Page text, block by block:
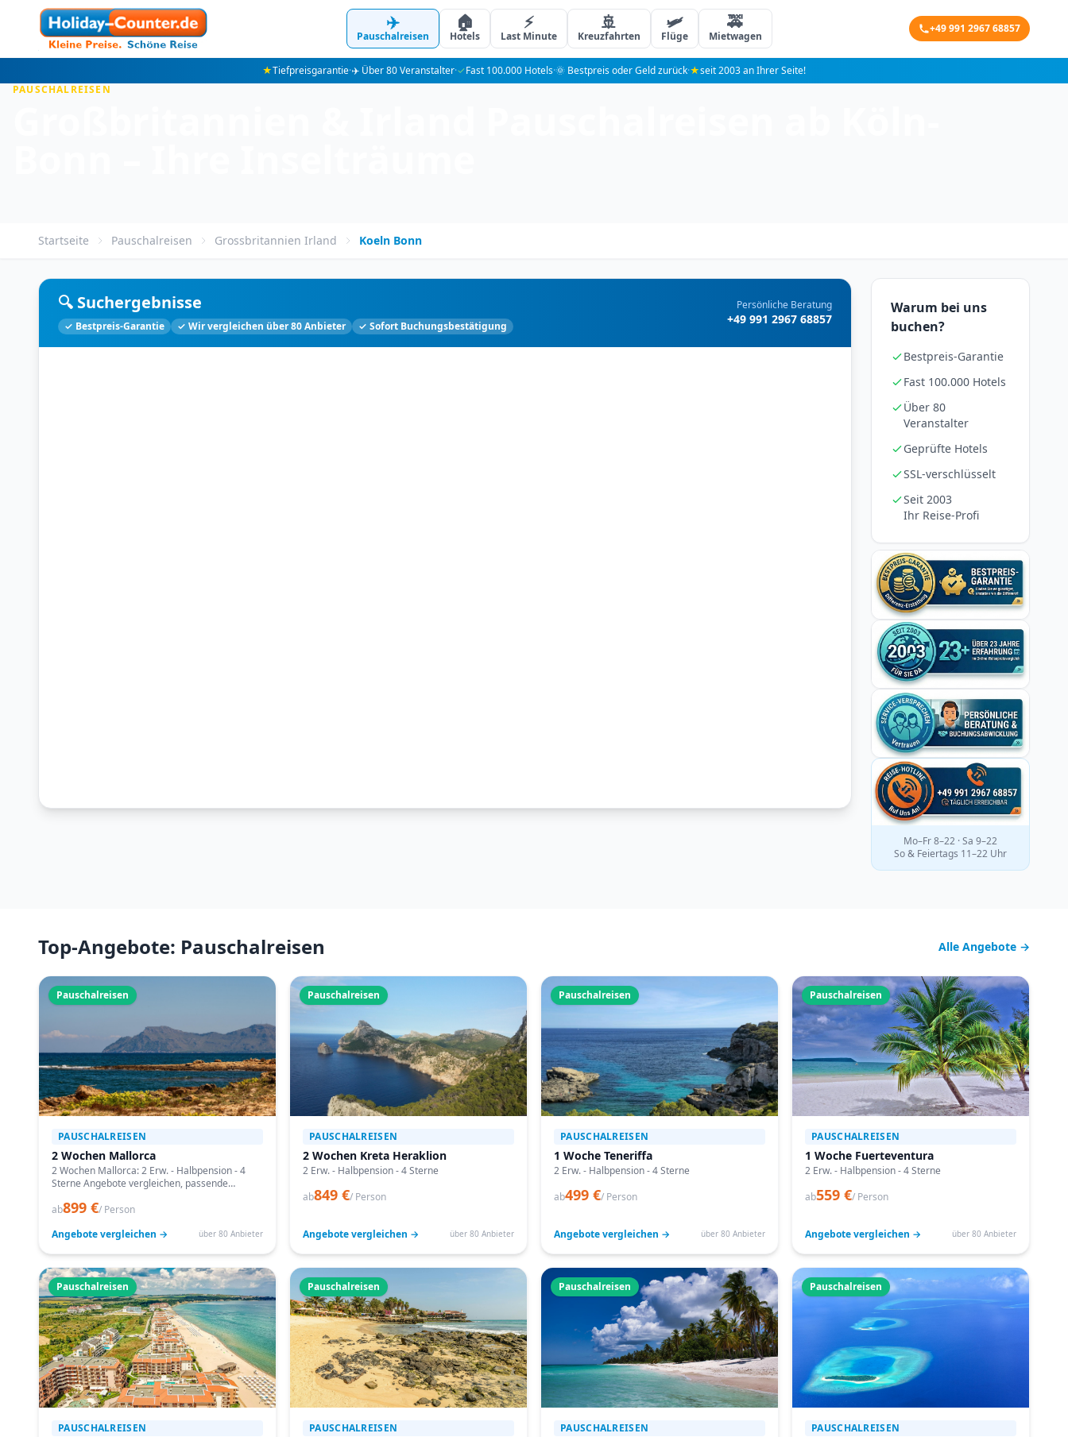
✈️
Pauschalreisen
🏠
Hotels
⚡
Last Minute
🚢
Kreuzfahrten
🛩️
Flüge
🚕
Mietwagen
+49 991 2967 68857
★Tiefpreisgarantie·✈️ Über 80 Veranstalter·✓Fast 100.000 Hotels·🌞 Bestpreis oder Geld zurück·★seit 2003 an Ihrer Seite!
PAUSCHALREISEN
Startseite Pauschalreisen Grossbritannien Irland Koeln Bonn
🔍 Suchergebnisse
✓ Bestpreis-Garantie ✓ Wir vergleichen über 80 Anbieter ✓ Sofort Buchungsbestätigung
Persönliche Beratung
+49 991 2967 68857
Warum bei uns
buchen?
Bestpreis-Garantie
Fast 100.000 Hotels
Über 80
Veranstalter
Geprüfte Hotels
SSL-verschlüsselt
Seit 2003
Ihr Reise-Profi
Mo–Fr 8–22 · Sa 9–22
So & Feiertags 11–22 Uhr
Top-Angebote: Pauschalreisen Alle Angebote →
Pauschalreisen
PAUSCHALREISEN
2 Wochen Mallorca
2 Wochen Mallorca: 2 Erw. - Halbpension - 4
Sterne Angebote vergleichen, passende
buchen.
ab899 €/ Person
Angebote vergleichen →
über 80 Anbieter
Pauschalreisen
PAUSCHALREISEN
2 Wochen Kreta Heraklion
2 Erw. - Halbpension - 4 Sterne
ab849 €/ Person
Angebote vergleichen → über 80 Anbieter
Pauschalreisen
PAUSCHALREISEN
1 Woche Teneriffa
2 Erw. - Halbpension - 4 Sterne
ab499 €/ Person
Angebote vergleichen → über 80 Anbieter
Pauschalreisen
PAUSCHALREISEN
1 Woche Fuerteventura
2 Erw. - Halbpension - 4 Sterne
ab559 €/ Person
Angebote vergleichen → über 80 Anbieter
Pauschalreisen
PAUSCHALREISEN
Pauschalreisen
PAUSCHALREISEN
Pauschalreisen
PAUSCHALREISEN
Pauschalreisen
PAUSCHALREISEN